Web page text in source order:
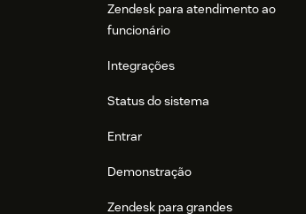
Zendesk para atendimento ao
funcionário
Integrações
Status do sistema
Entrar
Demonstração
Zendesk para grandes